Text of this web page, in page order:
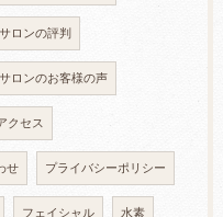
ロンの評判
ロンのお客様の声
クセス
せ プライバシーポリシー
フェイシャル 水素